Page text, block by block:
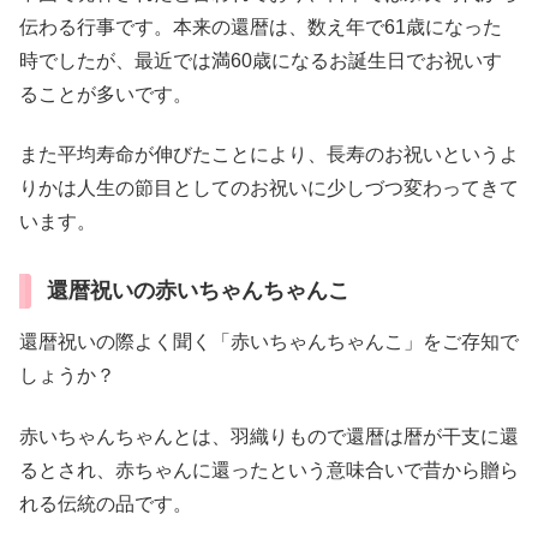
伝わる行事です。本来の還暦は、数え年で61歳になった
時でしたが、最近では満60歳になるお誕生日でお祝いす
ることが多いです。
また平均寿命が伸びたことにより、長寿のお祝いというよ
りかは人生の節目としてのお祝いに少しづつ変わってきて
います。
還暦祝いの赤いちゃんちゃんこ
還暦祝いの際よく聞く「赤いちゃんちゃんこ」をご存知で
しょうか？
赤いちゃんちゃんとは、羽織りもので還暦は暦が干支に還
るとされ、赤ちゃんに還ったという意味合いで昔から贈ら
れる伝統の品です。